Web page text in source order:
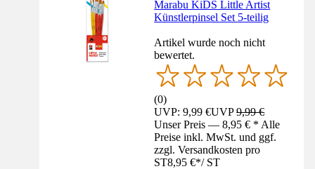
Marabu KiDS Little Artist
Künstlerpinsel Set 5-teilig
Artikel wurde noch nicht
bewertet.
(0)
UVP: 9,99 €UVP9,99 €
Unser Preis — 8,95 € * Alle
Preise inkl. MwSt. und ggf.
zzgl. Versandkosten pro
ST8,95 €*/ ST